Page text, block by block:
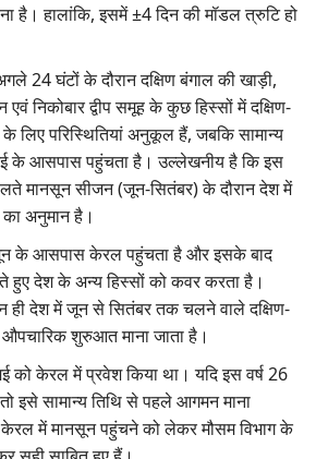
and NACOF
है। हालांकि, इसमें ±4 दिन की मॉडल त्रुटि हो
24 घंटों के दौरान दक्षिण बंगाल की खाड़ी,
निकोबार द्वीप समूह के कुछ हिस्सों में दक्षिण-
लिए परिस्थितियां अनुकूल हैं, जबकि सामान्य
के आसपास पहुंचता है। उल्लेखनीय है कि इस
मानसून सीजन (जून-सितंबर) के दौरान देश में
का अनुमान है।
के आसपास केरल पहुंचता है और इसके बाद
हुए देश के अन्य हिस्सों को कवर करता है।
देश में जून से सितंबर तक चलने वाले दक्षिण-
शुरुआत माना जाता है।
को केरल में प्रवेश किया था। यदि इस वर्ष 26
इसे सामान्य तिथि से पहले आगमन माना
केरल में मानसून पहुंचने को लेकर मौसम विभाग के